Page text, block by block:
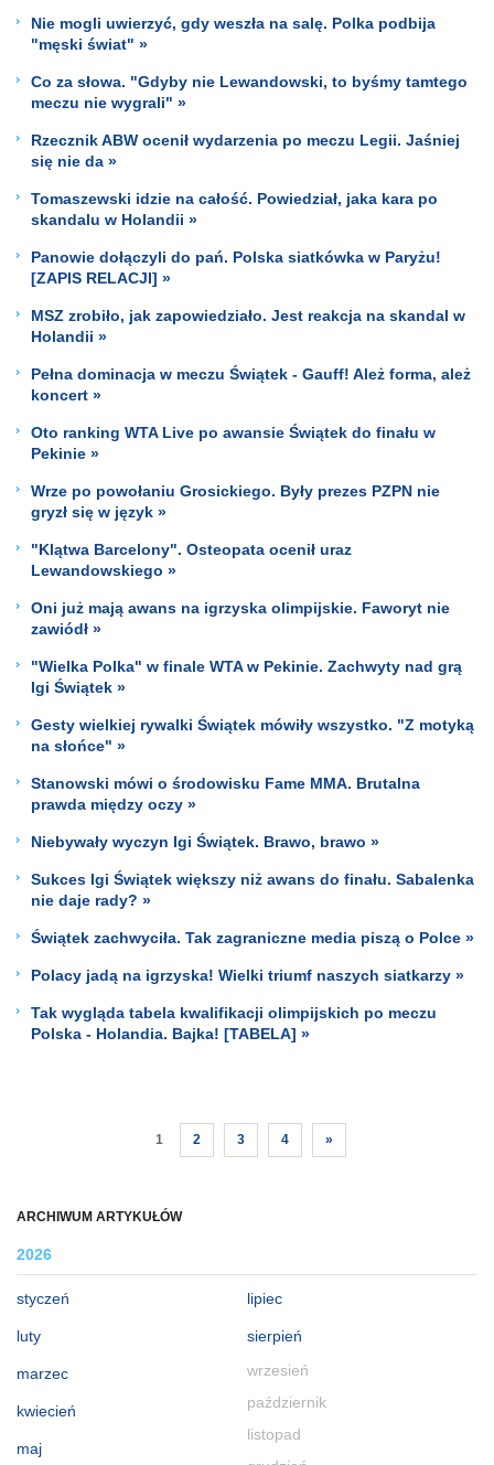
ARCHIWUM ARTYKUŁÓW
2026
styczeń
luty
marzec
kwiecień
maj
lipiec
sierpień
wrzesień
październik
listopad
Nie mogli uwierzyć, gdy weszła na salę. Polka podbija
"męski świat" »
Co za słowa. "Gdyby nie Lewandowski, to byśmy tamtego
meczu nie wygrali" »
Rzecznik ABW ocenił wydarzenia po meczu Legii. Jaśniej
się nie da »
Tomaszewski idzie na całość. Powiedział, jaka kara po
skandalu w Holandii »
Panowie dołączyli do pań. Polska siatkówka w Paryżu!
[ZAPIS RELACJI] »
MSZ zrobiło, jak zapowiedziało. Jest reakcja na skandal w
Holandii »
Pełna dominacja w meczu Świątek - Gauff! Ależ forma, ależ
koncert »
Oto ranking WTA Live po awansie Świątek do finału w
Pekinie »
Wrze po powołaniu Grosickiego. Były prezes PZPN nie
gryzł się w język »
"Klątwa Barcelony". Osteopata ocenił uraz
Lewandowskiego »
Oni już mają awans na igrzyska olimpijskie. Faworyt nie
zawiódł »
"Wielka Polka" w finale WTA w Pekinie. Zachwyty nad grą
Igi Świątek »
Gesty wielkiej rywalki Świątek mówiły wszystko. "Z motyką
na słońce" »
Stanowski mówi o środowisku Fame MMA. Brutalna
prawda między oczy »
Niebywały wyczyn Igi Świątek. Brawo, brawo »
Sukces Igi Świątek większy niż awans do finału. Sabalenka
nie daje rady? »
Świątek zachwyciła. Tak zagraniczne media piszą o Polce »
Polacy jadą na igrzyska! Wielki triumf naszych siatkarzy »
Tak wygląda tabela kwalifikacji olimpijskich po meczu
Polska - Holandia. Bajka! [TABELA] »
1 2 3 4 »